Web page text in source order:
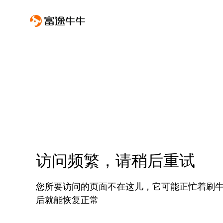
访问频繁，请稍后重试
您所要访问的页面不在这儿，它可能正忙着刷
后就能恢复正常